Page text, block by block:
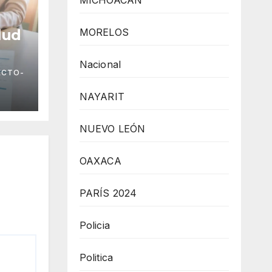
MORELOS
Nacional
NAYARIT
NUEVO LEÓN
OAXACA
PARÍS 2024
Policia
Politica